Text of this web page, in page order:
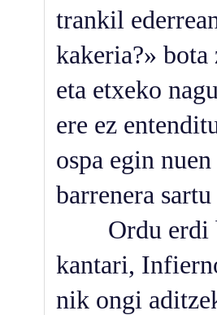
trankil
kakeria?»
eta etxeko
ere ez
ospa egin
barrenera
Ordu erdi
kantari,
nik ongi